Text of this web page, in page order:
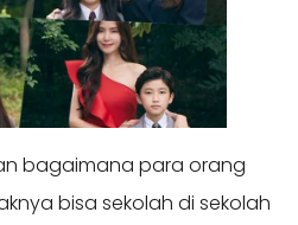
bagaimana para orang
bisa sekolah di sekolah